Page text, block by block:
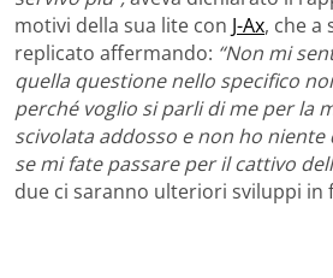
motivi della sua lite con J-Ax, che a
replicato affermando: “Non mi
quella questione nello specifico
perché voglio si parli di me per la
scivolata addosso e non ho niente
se mi fate passare per il cattivo
due ci saranno ulteriori sviluppi in